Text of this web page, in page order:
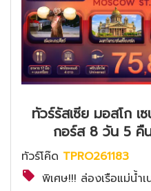
ทัวร์รัสเซีย มอสโก เ
กอร์ส 8 วัน 5 คื
ทัวร์โค๊ด TPRO261183
พิเศษ!!! ล่องเรือแม่น้ำเ